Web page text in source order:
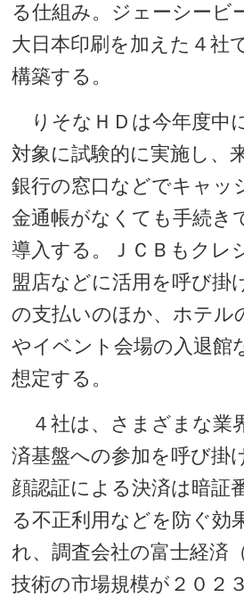
る仕組み。ジェーシービ
大日本印刷を加えた４社
構築する。
りそなＨＤは今年度中
対象に試験的に実施し、
銀行の窓口などでキャッ
金通帳がなくても手続き
導入する。ＪＣＢもクレ
盟店などに活用を呼び掛
の支払いのほか、ホテル
やイベント会場の入退館
想定する。
４社は、さまざまな業
済基盤への参加を呼び掛
顔認証による決済は暗証
る不正利用などを防ぐ効
れ、調査会社の富士経済
技術の市場規模が２０２